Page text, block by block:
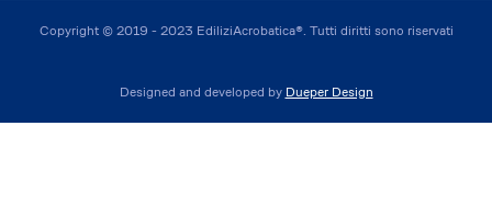
Copyright © 2019 - 2023 EdiliziAcrobatica®. Tutti diritti sono riservati
Designed and developed by Dueper Design